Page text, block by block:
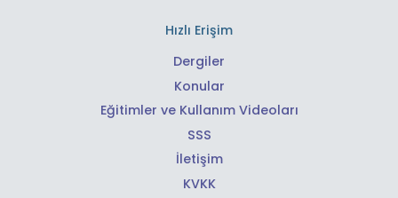
Hızlı Erişim
Dergiler
Konular
Eğitimler ve Kullanım Videoları
SSS
İletişim
KVKK